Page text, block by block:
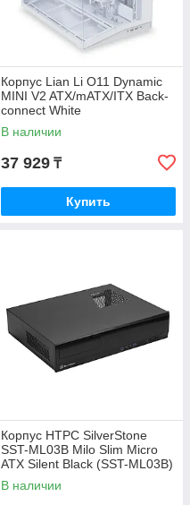
Корпус Lian Li O11 Dynamic
MINI V2 ATX/mATX/ITX Back-
connect White
(G99.O11DMIV2W.00)
В наличии
37 929 ₸
Купить
Корпус HTPC SilverStone
SST-ML03B Milo Slim Micro
ATX Silent Black (SST-ML03B)
В наличии